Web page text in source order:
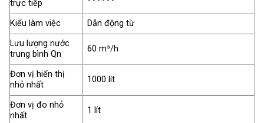
trực tiếp
Kiểu làm việc
Dẫn động từ
Lưu lượng nước
trung bình Qn
60 m³/h
Đơn vị hiển thị
nhỏ nhất
1000 lít
Đơn vị đo nhỏ
nhất
1 lít